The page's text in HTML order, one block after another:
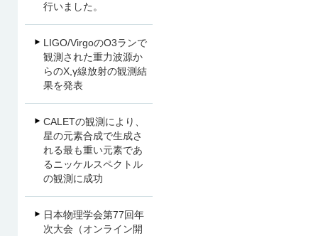
行いました。
LIGO/VirgoのO3ランで
観測された重力波源か
らのX,γ線放射の観測結
果を発表
CALETの観測により、
星の元素合成で生成さ
れる最も重い元素であ
るニッケルスペクトル
の観測に成功
日本物理学会第77回年
次大会（オンライン開